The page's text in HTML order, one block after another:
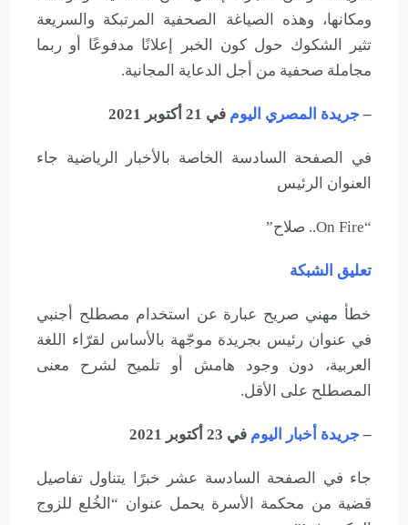
ومكانها، وهذه الصياغة الصحفية المرتبكة والسريعة
تثير الشكوك حول كون الخبر إعلانًا مدفوعًا أو ربما
مجاملة صحفية من أجل الدعاية المجانية.
–جريدة المصري اليومفي 21 أكتوبر 2021
في الصفحة السادسة الخاصة بالأخبار الرياضية جاء
العنوان الرئيس
“On Fire.. صلاح”
تعليق الشبكة
خطأ مهني صريح عبارة عن استخدام مصطلح أجنبي
في عنوان رئيس بجريدة موجّهة بالأساس لقرّاء اللغة
العربية، دون وجود هامش أو تلميح لشرح معنى
المصطلح على الأقل.
–جريدة أخبار اليومفي 23 أكتوبر 2021
جاء في الصفحة السادسة عشر خبرًا يتناول تفاصيل
قضية من محكمة الأسرة يحمل عنوان “الخُلع للزوج